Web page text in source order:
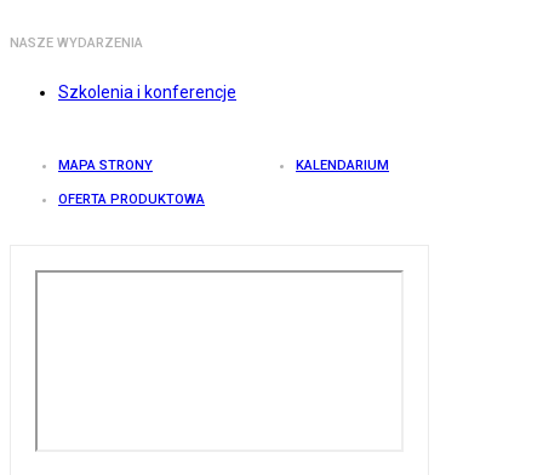
NASZE WYDARZENIA
Szkolenia i konferencje
MAPA STRONY KALENDARIUM
OFERTA PRODUKTOWA